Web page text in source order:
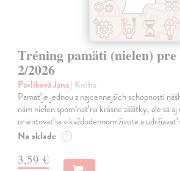
Tréning pamäti (nielen) pre
2/2026
Pavlíková Jana| Kniha
Pamäť je jednou z najcennejších schopností
nám nielen spomínať na krásne zážitky, ale sa
orientovať sa v každodennom živote a
Na sklade ?
3,59 €